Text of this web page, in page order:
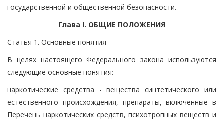
государственной и общественной безопасности.
Глава I. ОБЩИЕ ПОЛОЖЕНИЯ
Статья 1. Основные понятия
В целях настоящего Федерального закона используются
следующие основные понятия:
наркотические средства - вещества синтетического или
естественного происхождения, препараты, включенные в
Перечень наркотических средств, психотропных веществ и